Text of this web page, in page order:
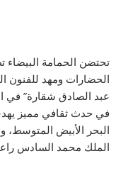
تحتضن الحمامة البيضاء
الحضارات ومهد للفنون
في حدث ثقافي مميز
البحر الأبيض المتوسط،
الملك محمد السادس